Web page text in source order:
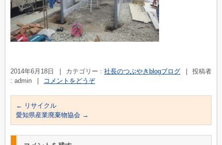
2014年6月18日 カテゴリー : 社長のつぶやきblogブログ
投稿者
: admin
コメントをどうぞ
← リサイクル
愛知県産業廃棄物協会 →